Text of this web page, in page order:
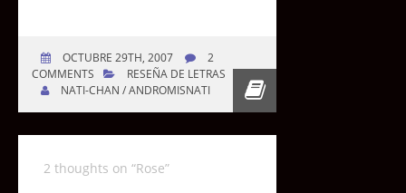
OCTUBRE 29TH, 2007
2
COMMENTS
RESEÑA DE LETRAS
NATI-CHAN / ANDROMISNATI
2 thoughts on “Rose”